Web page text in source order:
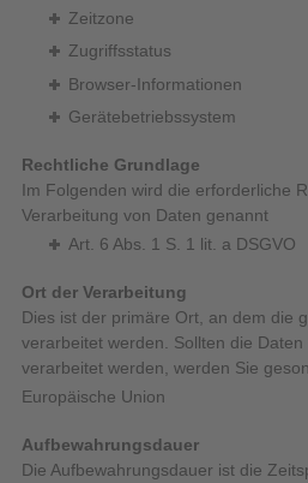
Zeitzone
Zugriffsstatus
Browser-Informationen
Gerätebetriebssystem
Rechtliche Grundlage
Im Folgenden wird die erforderliche
Verarbeitung von Daten genannt
Art. 6 Abs. 1 S. 1 lit. a DSGVO
Ort der Verarbeitung
Dies ist der primäre Ort, an dem die
verarbeitet werden. Sollten die
verarbeitet werden, werden Sie
Europäische Union
Aufbewahrungsdauer
Die Aufbewahrungsdauer ist die